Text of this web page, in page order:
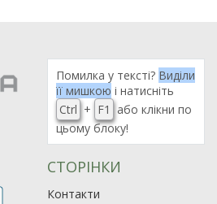
Помилка у тексті? Виділи
її мишкою і натисніть
Ctrl + F1
або клікни по
цьому блоку!
СТОРІНКИ
Контакти